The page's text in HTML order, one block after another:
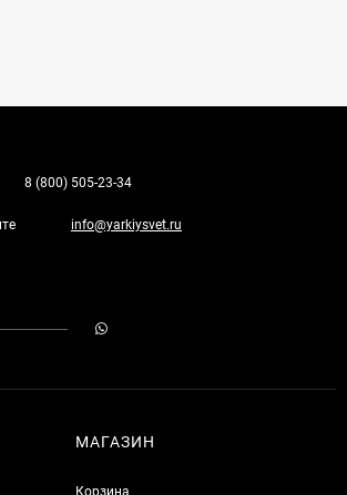
8 (800) 505-23-34
info@yarkiysvet.ru
МАГАЗИН
Корзина